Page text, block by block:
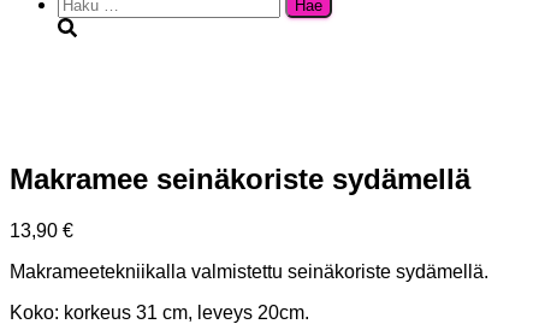
Makramee seinäkoriste sydämellä
13,90 €
Makrameetekniikalla valmistettu seinäkoriste sydämellä.
Koko: korkeus 31 cm, leveys 20cm.